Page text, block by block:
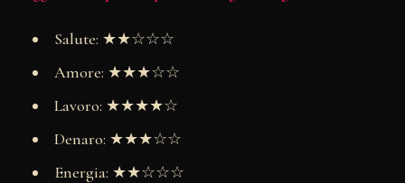
Salute: ★★☆☆☆
Amore: ★★★☆☆
Lavoro: ★★★★☆
Denaro: ★★★☆☆
Energia: ★★☆☆☆